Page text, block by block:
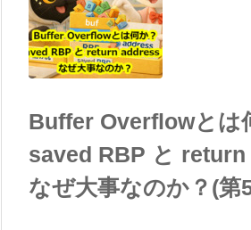
Buffer Overflowとは
saved RBP と
なぜ大事なのか？(第